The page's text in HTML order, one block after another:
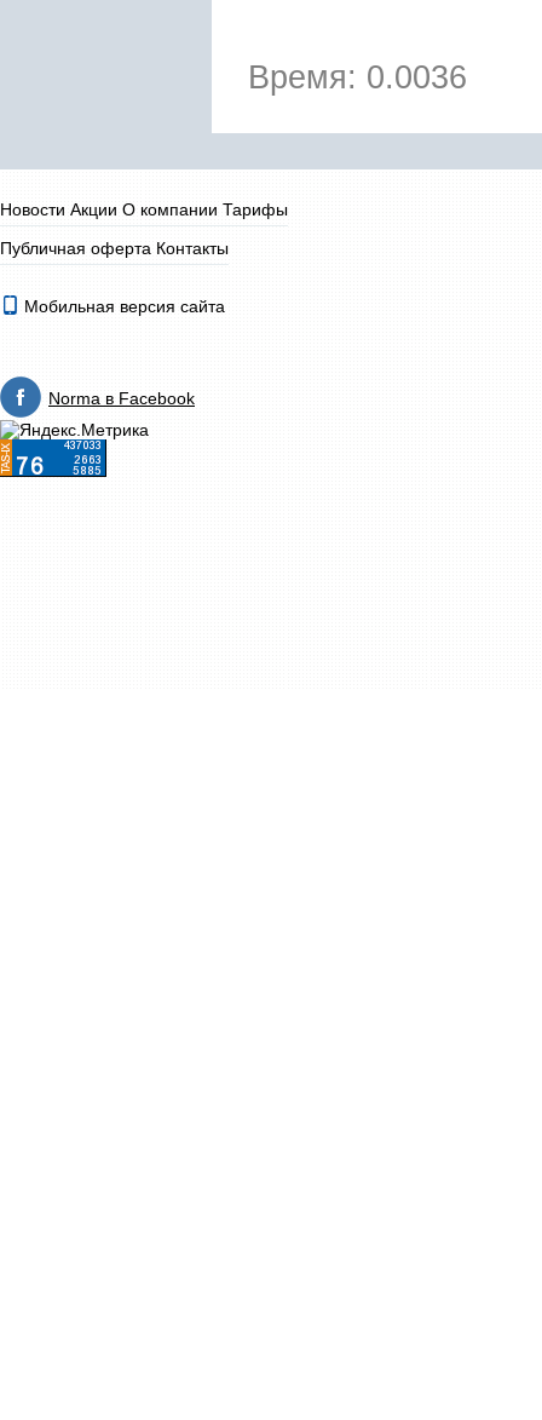
Время: 0.0036
Новости Акции О компании Тарифы
Публичная оферта Контакты
Мобильная версия сайта
Norma в Facebook